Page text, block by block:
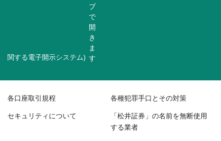
関する電子開示システム)
各口座取引規程 各種犯罪手口とその対策
セキュリティについて 「松井証券」の名前を無断使用
する業者